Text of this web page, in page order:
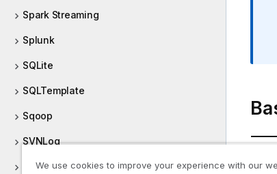
Spark Streaming
Splunk
SQLite
SQLTemplate
Sqoop
SVNLog
Sybase
We use cookies to improve your experience with our